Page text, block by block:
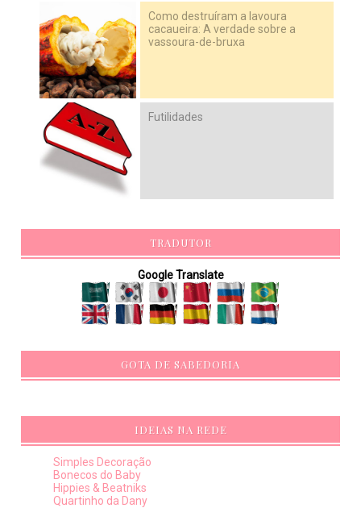
Como destruíram a lavoura
cacaueira: A verdade sobre a
vassoura-de-bruxa
Futilidades
TRADUTOR
Google Translate
GOTA DE SABEDORIA
IDEIAS NA REDE
Simples Decoração
Bonecos do Baby
Hippies & Beatniks
Quartinho da Dany